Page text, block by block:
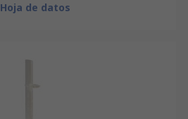
Hoja de datos